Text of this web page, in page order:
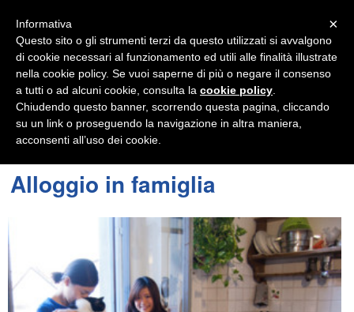
Alloggio in famiglia
×
Informativa
Questo sito o gli strumenti terzi da questo utilizzati si avvalgono
di cookie necessari al funzionamento ed utili alle finalità illustrate
nella cookie policy. Se vuoi saperne di più o negare il consenso
a tutti o ad alcuni cookie, consulta la cookie policy
Chiudendo questo banner, scorrendo questa pagina, cliccando
su un link o proseguendo la navigazione in altra maniera,
acconsenti all’uso dei cookie.